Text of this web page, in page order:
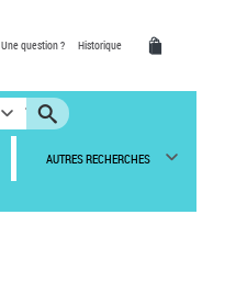
Une question ? Historique
AUTRES RECHERCHES